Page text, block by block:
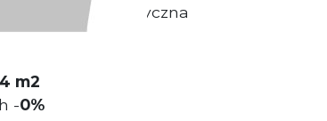
w dzielnicy Fabryczna
m2
-0%